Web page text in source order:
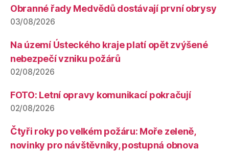
Obranné řady Medvědů dostávají první obrysy
03/08/2026
Na území Ústeckého kraje platí opět zvýšené
nebezpečí vzniku požárů
02/08/2026
FOTO: Letní opravy komunikací pokračují
02/08/2026
Čtyři roky po velkém požáru: Moře zeleně,
novinky pro návštěvníky, postupná obnova